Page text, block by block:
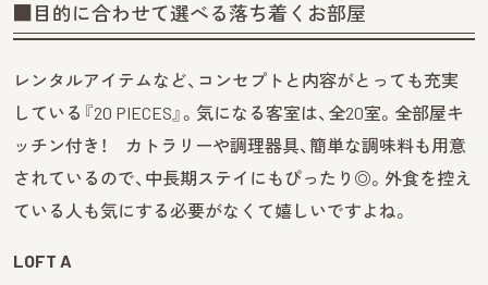
■目的に合わせて選べる落ち着くお部屋
レンタルアイテムなど、コンセプトと内容がとっても充実
している『20 PIECES』。気になる客室は、全20室。全部屋キ
ッチン付き！ カトラリーや調理器具、簡単な調味料も用意
されているので、中長期ステイにもぴったり◎。外食を控え
ている人も気にする必要がなくて嬉しいですよね。
LOFT A